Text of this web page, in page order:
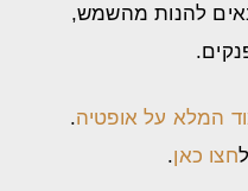
להנות מהשמש,
המלא על אופטיה.
חצו כאן.